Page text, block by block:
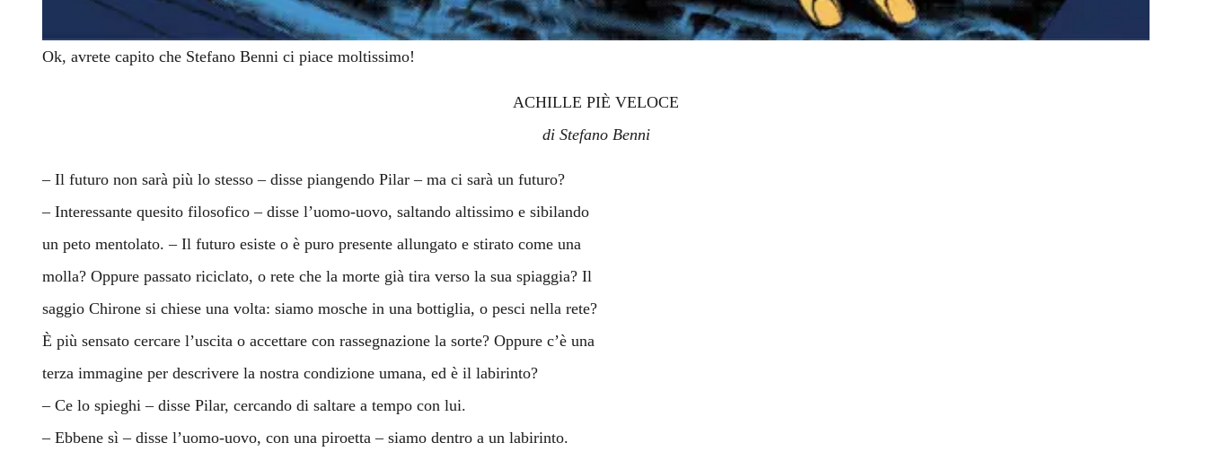
Ok, avrete capito che Stefano Benni ci piace moltissimo!
ACHILLE PIÈ VELOCE
di Stefano Benni
– Il futuro non sarà più lo stesso – disse piangendo Pilar – ma ci sarà un futuro?
– Interessante quesito filosofico – disse l’uomo-uovo, saltando altissimo e sibilando
un peto mentolato. – Il futuro esiste o è puro presente allungato e stirato come una
molla? Oppure passato riciclato, o rete che la morte già tira verso la sua spiaggia? Il
saggio Chirone si chiese una volta: siamo mosche in una bottiglia, o pesci nella rete?
È più sensato cercare l’uscita o accettare con rassegnazione la sorte? Oppure c’è una
terza immagine per descrivere la nostra condizione umana, ed è il labirinto?
– Ce lo spieghi – disse Pilar, cercando di saltare a tempo con lui.
– Ebbene sì – disse l’uomo-uovo, con una piroetta – siamo dentro a un labirinto.